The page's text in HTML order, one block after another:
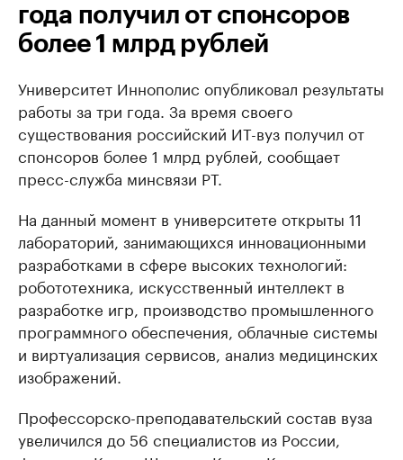
года получил от спонсоров
более 1 млрд рублей
Университет Иннополис опубликовал результаты
работы за три года. За время своего
существования российский ИТ-вуз получил от
спонсоров более 1 млрд рублей, сообщает
пресс-служба минсвязи РТ.
На данный момент в университете открыты 11
лабораторий, занимающихся инновационными
разработками в сфере высоких технологий:
робототехника, искусственный интеллект в
разработке игр, производство промышленного
программного обеспечения, облачные системы
и виртуализация сервисов, анализ медицинских
изображений.
Профессорско-преподавательский состав вуза
увеличился до 56 специалистов из России,